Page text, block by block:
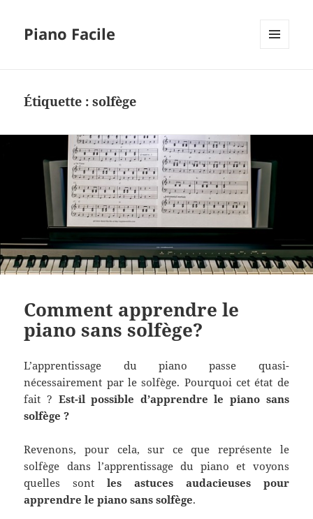
Piano Facile
Étiquette :solfège
Comment apprendre le
piano sans solfège?
L’apprentissage du piano passe quasi-
nécessairement par le solfège. Pourquoi cet état de
fait ? Est-il possible d’apprendre le piano sans
solfège ?
Revenons, pour cela, sur ce que représente le
solfège dans l’apprentissage du piano et voyons
quelles sontles astuces audacieuses pour
apprendre le piano sans solfège.